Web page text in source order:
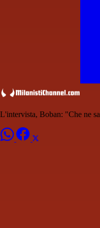
L'intervista, Boban: "Che ne